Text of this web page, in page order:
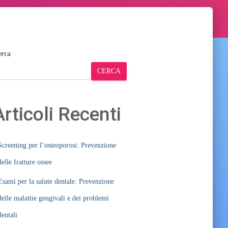
CERCA
Recenti
per l’osteoporosi: Prevenzione
fratture ossee
per la salute dentale: Prevenzione
malattie gengivali e dei problemi